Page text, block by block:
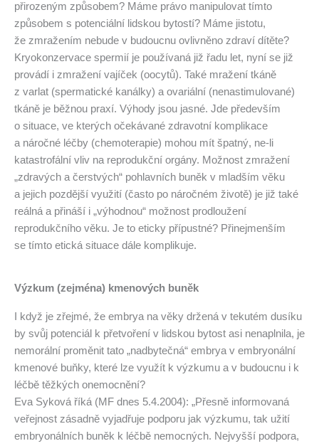
přirozeným způsobem? Máme právo manipulovat tímto
způsobem s potenciální lidskou bytostí? Máme jistotu,
že zmražením nebude v budoucnu ovlivněno zdraví dítěte?
Kryokonzervace spermií je používaná již řadu let, nyní se již
provádí i zmražení vajíček (oocytů). Také mražení tkáně
z varlat (spermatické kanálky) a ovariální (nenastimulované)
tkáně je běžnou praxí. Výhody jsou jasné. Jde především
o situace, ve kterých očekávané zdravotní komplikace
a náročné léčby (chemoterapie) mohou mít špatný, ne-li
katastrofální vliv na reprodukční orgány. Možnost zmražení
„zdravých a čerstvých“ pohlavních buněk v mladším věku
a jejich pozdější využití (často po náročném životě) je již také
reálná a přináší i „výhodnou“ možnost prodloužení
reprodukčního věku. Je to eticky přípustné? Přinejmenším
se tímto etická situace dále komplikuje.
Výzkum (zejména) kmenových buněk
I když je zřejmé, že embrya na věky držená v tekutém dusíku
by svůj potenciál k přetvoření v lidskou bytost asi nenaplnila, je
nemorální proměnit tato „nadbytečná“ embrya v embryonální
kmenové buňky, které lze využít k výzkumu a v budoucnu i k
léčbě těžkých onemocnění?
Eva Syková říká (MF dnes 5.4.2004): „Přesně informovaná
veřejnost zásadně vyjadřuje podporu jak výzkumu, tak užití
embryonálních buněk k léčbě nemocných. Nejvyšší podpora,